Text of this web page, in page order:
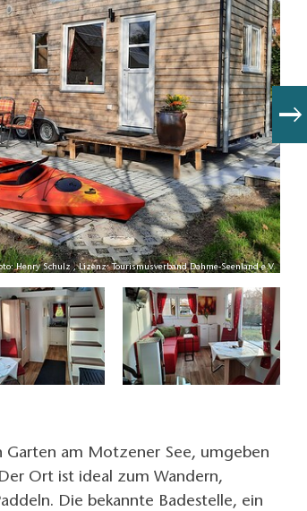
Henry Schulz , Lizenz: Tourismusverband Dahme-Seenland e.V.
Garten am Motzener See, umgeben
Ort ist ideal zum Wandern,
Die bekannte Badestelle, ein